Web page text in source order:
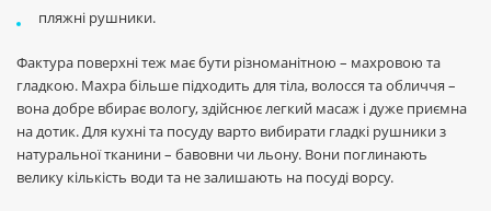
пляжні рушники.
Фактура поверхні теж має бути різноманітною – махровою та
гладкою. Махра більше підходить для тіла, волосся та обличчя –
вона добре вбирає вологу, здійснює легкий масаж і дуже приємна
на дотик. Для кухні та посуду варто вибирати гладкі рушники з
натуральної тканини – бавовни чи льону. Вони поглинають
велику кількість води та не залишають на посуді ворсу.